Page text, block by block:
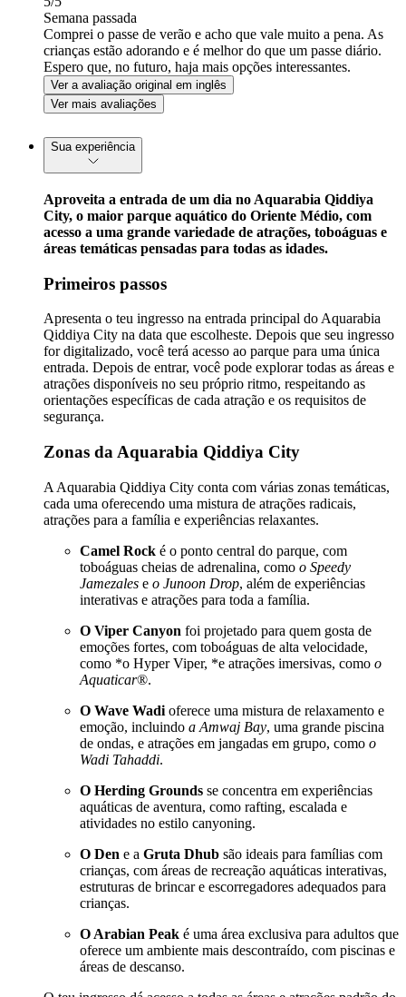
Semana passada
Comprei o passe de verão e acho que vale muito a pena. As
crianças estão adorando e é melhor do que um passe diário.
Espero que, no futuro, haja mais opções interessantes.
Ver a avaliação original em inglês
Ver mais avaliações
Sua experiência
Aproveita a entrada de um dia no Aquarabia Qiddiya
City, o maior parque aquático do Oriente Médio, com
acesso a uma grande variedade de atrações, toboáguas e
áreas temáticas pensadas para todas as idades.
Primeiros passos
Apresenta o teu ingresso na entrada principal do Aquarabia
Qiddiya City na data que escolheste. Depois que seu ingresso
for digitalizado, você terá acesso ao parque para uma única
entrada. Depois de entrar, você pode explorar todas as áreas e
atrações disponíveis no seu próprio ritmo, respeitando as
orientações específicas de cada atração e os requisitos de
segurança.
Zonas da Aquarabia Qiddiya City
A Aquarabia Qiddiya City conta com várias zonas temáticas,
cada uma oferecendo uma mistura de atrações radicais,
atrações para a família e experiências relaxantes.
Camel Rock é o ponto central do parque, com
toboáguas cheias de adrenalina, como o Speedy
Jamezales e o Junoon Drop, além de experiências
interativas e atrações para toda a família.
O Viper Canyon foi projetado para quem gosta de
emoções fortes, com toboáguas de alta velocidade,
como *o Hyper Viper, *e atrações imersivas, como o
Aquaticar®.
O Wave Wadi oferece uma mistura de relaxamento e
emoção, incluindo a Amwaj Bay, uma grande piscina
de ondas, e atrações em jangadas em grupo, como o
Wadi Tahaddi.
O Herding Grounds se concentra em experiências
aquáticas de aventura, como rafting, escalada e
atividades no estilo canyoning.
O Den e a Gruta Dhub são ideais para famílias com
crianças, com áreas de recreação aquáticas interativas,
estruturas de brincar e escorregadores adequados para
crianças.
O Arabian Peak é uma área exclusiva para adultos que
oferece um ambiente mais descontraído, com piscinas e
áreas de descanso.